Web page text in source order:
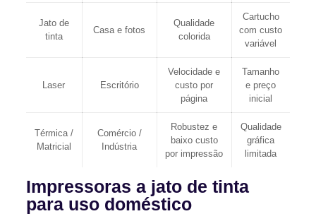
Jato de
tinta
Casa e fotos
Qualidade
colorida
Cartucho
com custo
variável
Laser Escritório
Velocidade e
custo por
página
Tamanho
e preço
inicial
Térmica /
Matricial
Comércio /
Indústria
Robustez e
baixo custo
por impressão
Qualidade
gráfica
limitada
Impressoras a jato de tinta
para uso doméstico